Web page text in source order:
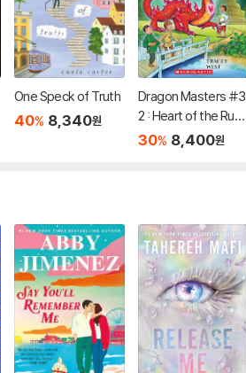
One Speck of Truth
40% 8,340원
Dragon Masters #3
2 : Heart of the Ruby
Dragon (A Branches
30% 8,400원